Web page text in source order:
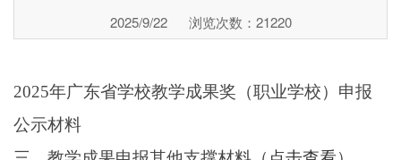
2025/9/22
浏览次数： 21220
2025年广东省学校教学成果奖（职业学校）申报
公示材料